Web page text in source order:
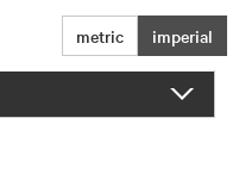
metric imperial